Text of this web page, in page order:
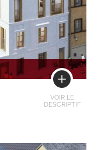
VOIR LE
DESCRIPTIF